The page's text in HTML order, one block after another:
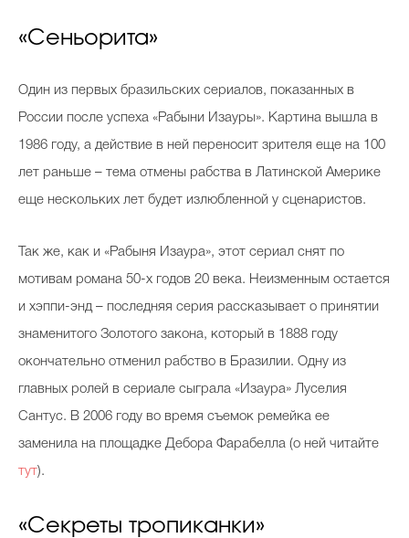
Викторины
«Сеньорита»
Один из первых бразильских сериалов, показанных в
России после успеха «Рабыни Изауры». Картина вышла в
1986 году, а действие в ней переносит зрителя еще на 100
лет раньше – тема отмены рабства в Латинской Америке
еще нескольких лет будет излюбленной у сценаристов.
Так же, как и «Рабыня Изаура», этот сериал снят по
мотивам романа 50-х годов 20 века. Неизменным остается
и хэппи-энд – последняя серия рассказывает о принятии
знаменитого Золотого закона, который в 1888 году
окончательно отменил рабство в Бразилии. Одну из
главных ролей в сериале сыграла «Изаура» Луселия
Сантус. В 2006 году во время съемок ремейка ее
заменила на площадке Дебора Фарабелла (о ней читайте
тут).
«Секреты тропиканки»